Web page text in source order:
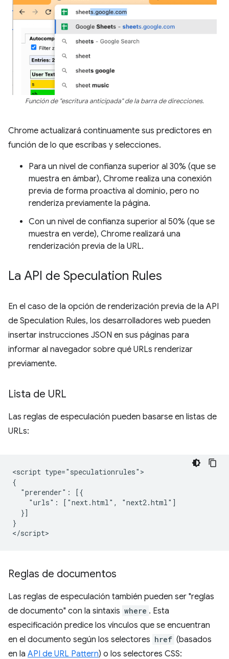
Función de "escritura anticipada" de la barra de direcciones.
Chrome actualizará continuamente sus predictores en
función de lo que escribas y selecciones.
Para un nivel de confianza superior al 30% (que se
muestra en ámbar), Chrome realiza una conexión
previa de forma proactiva al dominio, pero no
renderiza previamente la página.
Con un nivel de confianza superior al 50% (que se
muestra en verde), Chrome realizará una
renderización previa de la URL.
La API de Speculation Rules
En el caso de la opción de renderización previa de la API
de Speculation Rules, los desarrolladores web pueden
insertar instrucciones JSON en sus páginas para
informar al navegador sobre qué URLs renderizar
previamente.
Lista de URL
Las reglas de especulación pueden basarse en listas de
URLs:
<script type="speculationrules">
{
  "prerender": [{
    "urls": ["next.html", "next2.html"]
  }]
}
Reglas de documentos
Las reglas de especulación también pueden ser "reglas
de documento" con la sintaxis where . Esta
especificación predice los vínculos que se encuentran
en el documento según los selectores href (basados
en la API de URL Pattern) o los selectores CSS: